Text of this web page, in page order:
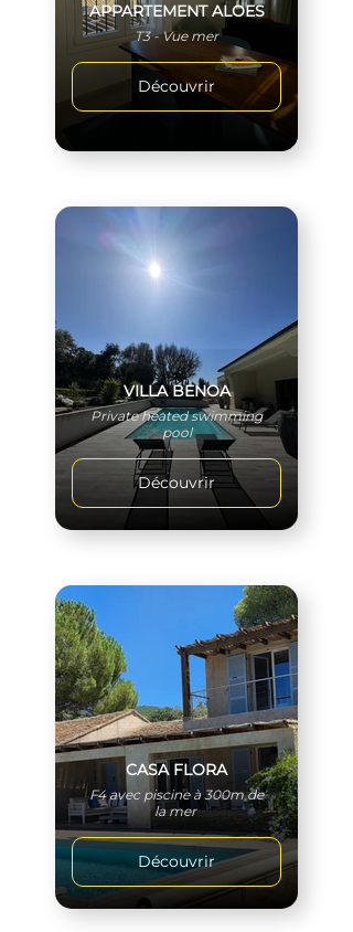
APPARTEMENT ALOES
T3 - Vue mer
Découvrir
VILLA BENOA
Private heated swimming
pool
Découvrir
CASA FLORA
F4 avec piscine à 300m de
la mer
Découvrir